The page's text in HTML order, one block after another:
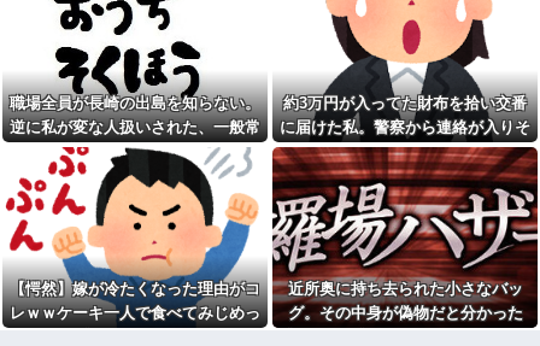
コトメ「遺産を返しなさ
い！」私「遺言どおりです
が？」→夫の遺産を巡る話し合
いが思わぬ展開になって…
俺(52)、女(28)との不倫が嫁に
発覚。離婚に応じたはずの嫁か
らエグすぎる攻撃が恐ろしすぎ
る
息子に『葵』と名付けたら、
初対面では必ず女の子だと思わ
れる。同じ名前でも避けられな
かった勘違いとは…
俺「ゲーム機どこ？」親「ち
ょっと借りたよ」→どうぶつの
森を開いた瞬間、村が大変なこ
とになっていて…
【画像】俺たちの姫、佳子さ
まのお気に入りのドレスがこち
元職場の要注意オバサン、引
っ越し先でご近所になり粘着開
始！！「どこまで送って！」か
ら始まり半年も経つと「お金貸
してくれない？」断ると翌日、
玄関前にゴミが置かれる
元職場の要注意オバサン、引
っ越し先でご近所になり粘着開
始！！「どこまで送って！」か
ら始まり半年も経つと「お金貸
してくれない？」断ると翌日、
玄関前にゴミが置かれる
お盆になると旦那の祖父母宅
に５泊くらいさせられる。旦那
は「行かなくていいよ」って言
うんだけどトメに誘われると断
れなくなってしまう
嫁「最近さ、家事に気持ちが
職場全員が長崎の出島を知らない。
逆に私が変な人扱いされた、一般常
識だと思ってたのに
約3万円が入ってた財布を拾い交番
に届けた私。警察から連絡が入りそ
の金が私のものになった結果...
【愕然】嫁が冷たくなった理由がコ
レｗｗケーキ一人で食べてみじめっ
近所奥に持ち去られた小さなバッ
グ。その中身が偽物だと分かった